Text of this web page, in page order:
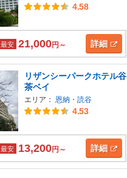
4.58
最安 21,000円～ 詳細
リザンシーパークホテル谷
茶ベイ
エリア： 恩納・読谷
4.53
最安 13,200円～ 詳細